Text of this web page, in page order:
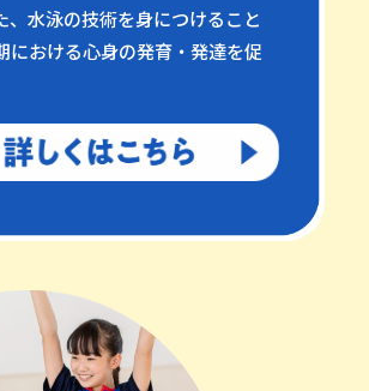
、水泳の技術を身につけること
における心身の発育・発達を促